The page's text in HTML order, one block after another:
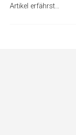
Artikel erfährst…